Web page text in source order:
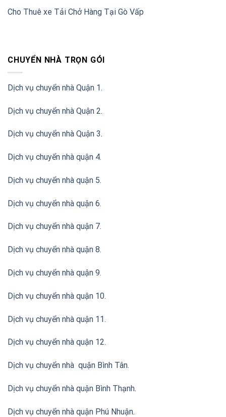
Cho Thuê xe Tải Chở Hàng Tại Gò Vấp
CHUYỂN NHÀ TRỌN GÓI
Dịch vụ chuyển nhà Quận 1.
Dịch vụ chuyển nhà Quận 2.
Dịch vụ chuyển nhà Quận 3.
Dịch vụ chuyển nhà quận 4.
Dịch vụ chuyển nhà quận 5.
Dịch vụ chuyển nhà quận 6.
Dịch vụ chuyển nhà quận 7.
Dịch vụ chuyển nhà quận 8.
Dịch vụ chuyển nhà quận 9.
Dịch vụ chuyển nhà quận 10.
Dịch vụ chuyển nhà quận 11.
Dịch vụ chuyển nhà quận 12.
Dịch vụ chuyển nhà quận Bình Tân.
Dịch vụ chuyển nhà quận Bình Thạnh.
Dịch vụ chuyển nhà quận Phú Nhuận.